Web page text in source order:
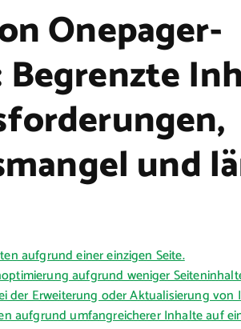
Onepager-
und
aufgrund einer einzigen Seite.
aufgrund weniger
der Erweiterung oder Aktualisierung von
aufgrund umfangreicherer Inhalte auf